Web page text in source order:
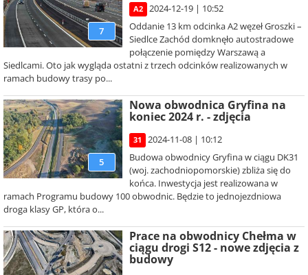
7
A2
2024-12-19 | 10:52
Oddanie 13 km odcinka A2 węzeł Groszki –
Siedlce Zachód domknęło autostradowe
połączenie pomiędzy Warszawą a
Siedlcami. Oto jak wygląda ostatni z trzech odcinków realizowanych w
ramach budowy trasy po...
5
Nowa obwodnica Gryfina na
koniec 2024 r. - zdjęcia
31
2024-11-08 | 10:12
Budowa obwodnicy Gryfina w ciągu DK31
(woj. zachodniopomorskie) zbliża się do
końca. Inwestycja jest realizowana w
ramach Programu budowy 100 obwodnic. Będzie to jednojezdniowa
droga klasy GP, która o...
Prace na obwodnicy Chełma w
ciągu drogi S12 - nowe zdjęcia z
budowy